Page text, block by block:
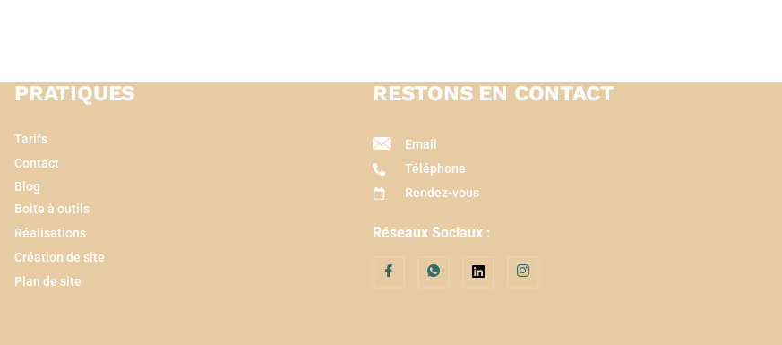
PRATIQUES
Tarifs
Contact
Blog
Boite à outils
Réalisations
Création de site
Plan de site
RESTONS EN CONTACT
Email
Téléphone
Rendez-vous
Réseaux Sociaux :